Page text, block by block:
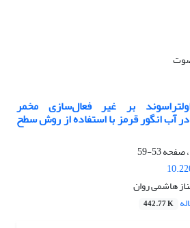
بر غیر فعال‌سازی مخمر
آب انگور قرمز با استفاده از روش سطح
53-59
هاشمی روان
442.77 K